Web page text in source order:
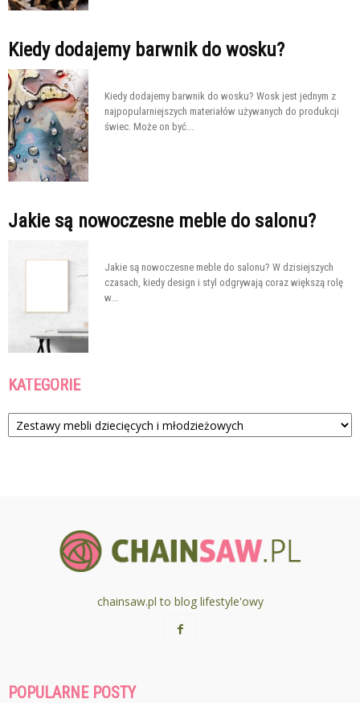
Kiedy dodajemy barwnik do wosku?
Kiedy dodajemy barwnik do wosku? Wosk jest jednym z
najpopularniejszych materiałów używanych do produkcji
świec. Może on być...
Jakie są nowoczesne meble do salonu?
Jakie są nowoczesne meble do salonu? W dzisiejszych
czasach, kiedy design i styl odgrywają coraz większą rolę
w...
KATEGORIE
Kategorie
chainsaw.pl to blog lifestyle'owy
POPULARNE POSTY